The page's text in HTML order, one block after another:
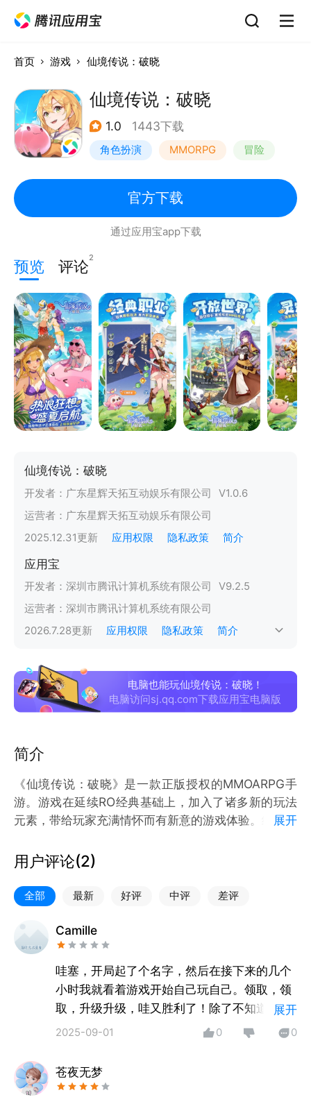
首页 游戏 仙境传说：破晓
仙境传说：破晓
1.0 1443下载
角色扮演 MMORPG 冒险
仙境传说
官方下载
通过应用宝app下载
预览 评论2
仙境传说：破晓
开发者： 广东星辉天拓互动娱乐有限公司 V1.0.6
运营者： 广东星辉天拓互动娱乐有限公司
2025.12.31更新 应用权限 隐私政策 简介
应用宝
开发者： 深圳市腾讯计算机系统有限公司 V9.2.5
运营者： 深圳市腾讯计算机系统有限公司
2026.7.28更新 应用权限 隐私政策 简介
电脑也能玩仙境传说：破晓！
电脑访问sj.qq.com下载应用宝电脑版
简介
《仙境传说：破晓》是一款正版授权的MMOARPG手
游。游戏在延续RO经典基础上，加入了诸多新的玩法
元素，带给玩家充满情怀而有新意的游戏体验。经典角
验丰富多彩的战斗。在游戏里建设专属于你的温馨家
园，感受全新的自由化社交玩法。百变穿搭，个性萌宠
物伴行，踏上充满未知神秘的奇幻冒险新旅途吧！
宁静、祥和的米德加尔特大陆，以梦罗克为首的邪恶势
力突如其来地向这片大陆侵袭而来，冒险者为保护世界
不受其祸，将自己和梦罗克封印在了次元裂缝中，但邪
恶势力依然存在。为了打破争斗不休的僵局，冒险者决
定回到一切的原点，希望从最初找到彻底打败梦罗克的
玩家会扮演“冒险者”角色，回到冒险之旅的最初时刻，
败梦罗克的方法，恢复米德加尔特大陆往日的生机与和
平。
展开
用户评论(2)
全部 最新 好评 中评 差评
Camille
哇塞，开局起了个名字，然后在接下来的几个
小时我就看着游戏开始自己玩自己。领取，领
取，升级升级，哇又胜利了！除了不知道玩的
什么，这是一个完美的游戏！
展开
2025-09-01 0 0
苍夜无梦